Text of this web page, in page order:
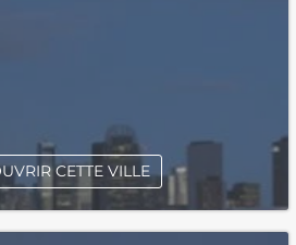
CETTE VILLE